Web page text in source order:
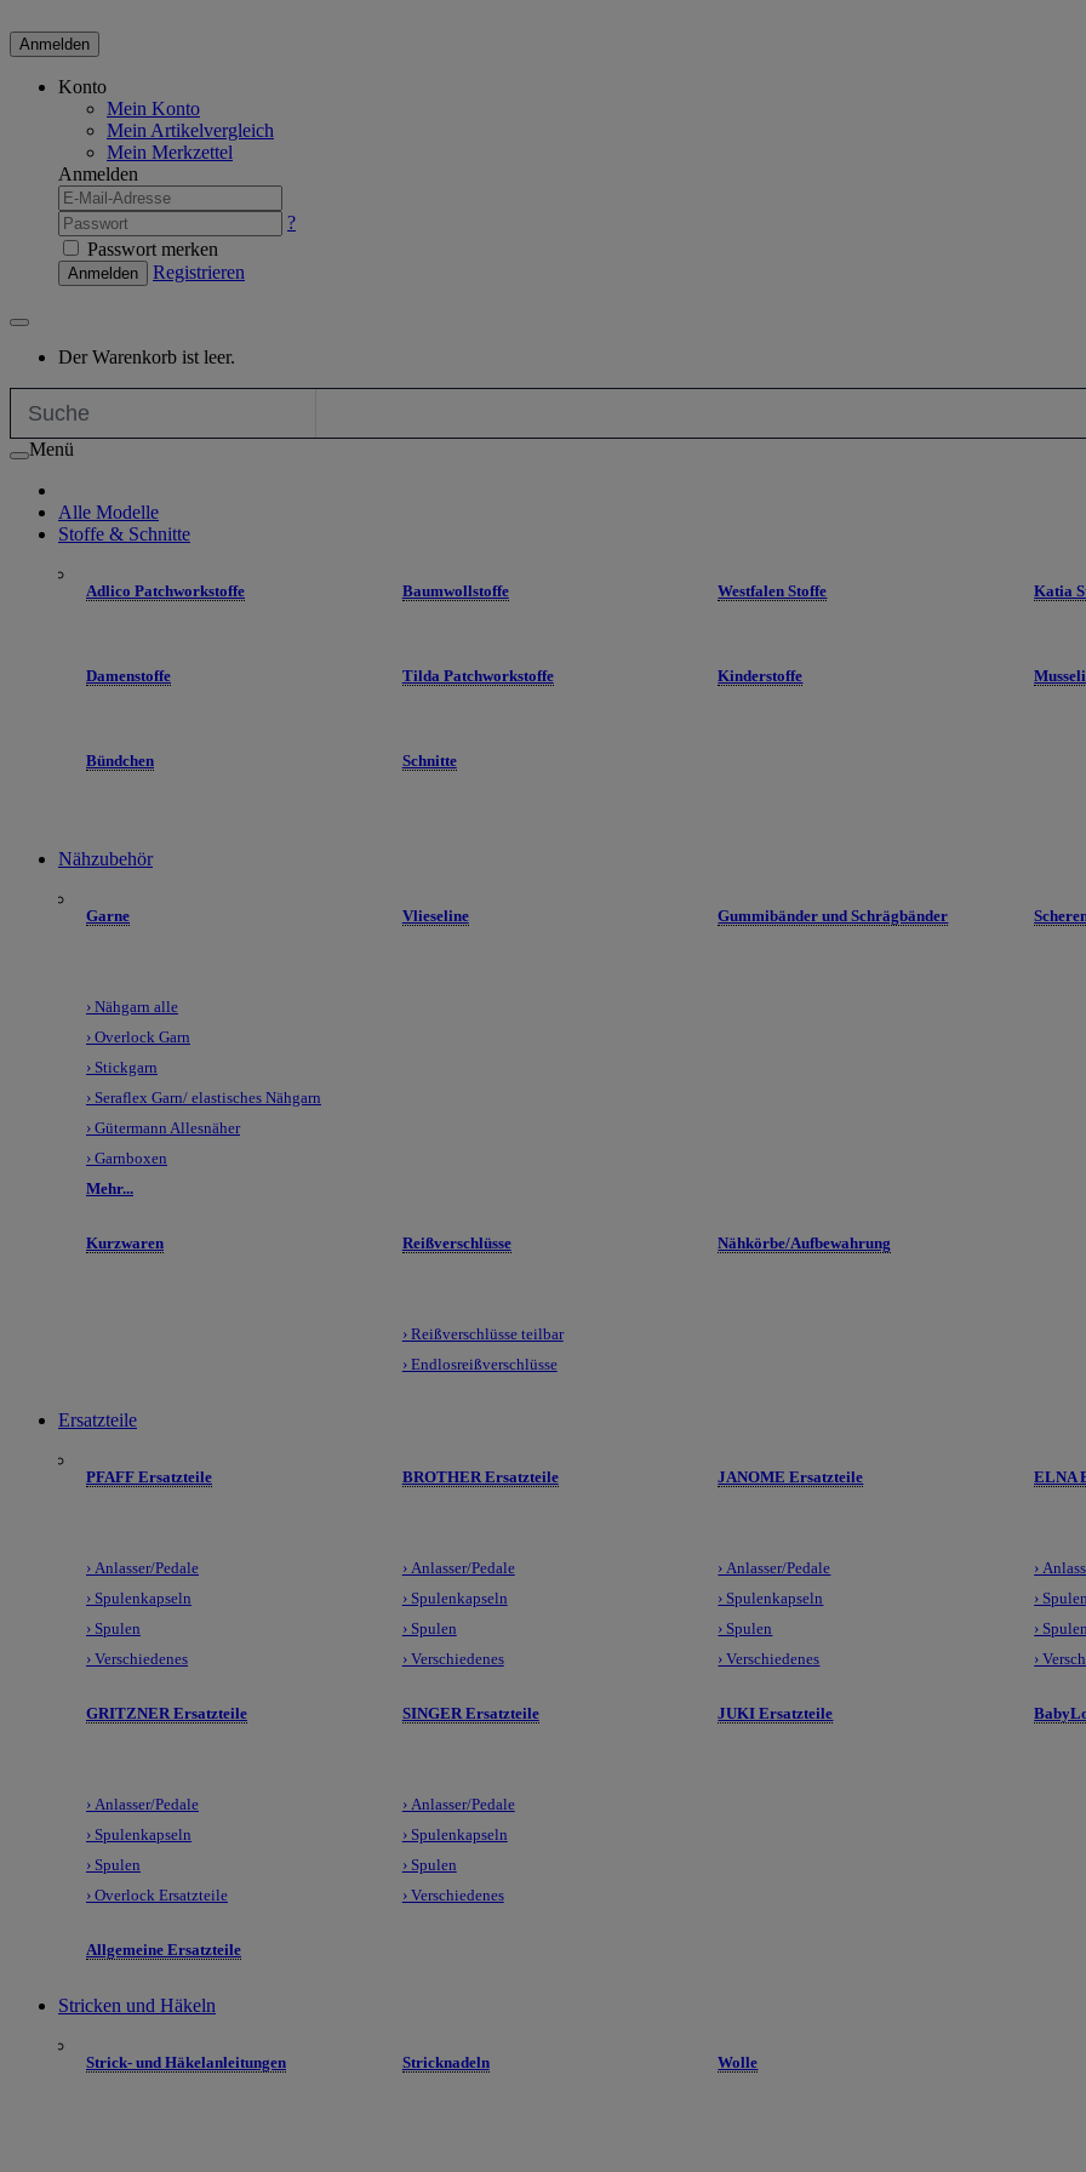
Anmelden
Konto
Mein Konto
Mein Artikelvergleich
Mein Merkzettel
Anmelden
?
Passwort merken
Anmelden Registrieren
Der Warenkorb ist leer.
Menü
Alle Modelle
Stoffe & Schnitte
Adlico Patchworkstoffe Baumwollstoffe Westfalen Stoffe Katia
Damenstoffe Tilda Patchworkstoffe Kinderstoffe
Bündchen Schnitte
Nähzubehör
Garne
› Nähgarn alle
› Overlock Garn
› Stickgarn
› Seraflex Garn/ elastisches Nähgarn
› Gütermann Allesnäher
› Garnboxen
Mehr...
Vlieseline Gummibänder und Schrägbänder
Kurzwaren Reißverschlüsse
› Reißverschlüsse teilbar
› Endlosreißverschlüsse
Nähkörbe/Aufbewahrung
Ersatzteile
PFAFF Ersatzteile
› Anlasser/Pedale
› Spulenkapseln
› Spulen
› Verschiedenes
BROTHER Ersatzteile
› Anlasser/Pedale
› Spulenkapseln
› Spulen
› Verschiedenes
JANOME Ersatzteile
› Anlasser/Pedale
› Spulenkapseln
› Spulen
› Verschiedenes
ELNA
›
›
› Spulen
›
GRITZNER Ersatzteile
› Anlasser/Pedale
› Spulenkapseln
› Spulen
› Overlock Ersatzteile
SINGER Ersatzteile
› Anlasser/Pedale
› Spulenkapseln
› Spulen
› Verschiedenes
JUKI Ersatzteile
Allgemeine Ersatzteile
Stricken und Häkeln
Strick- und Häkelanleitungen Stricknadeln Wolle